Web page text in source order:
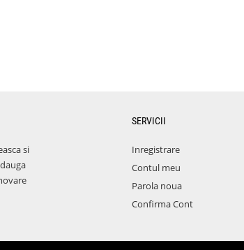
si
SERVICII
Inregistrare
Contul meu
Parola noua
Confirma Cont